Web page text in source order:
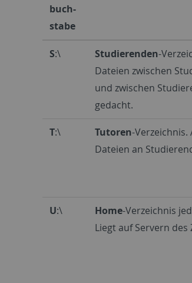
buch-
stabe
S:\ Studierenden-
Dateien zwischen
und zwischen
gedacht.
T:\ Tutoren-Verzeichnis.
Dateien an
U:\ Home-Verzeichnis
Liegt auf Servern des